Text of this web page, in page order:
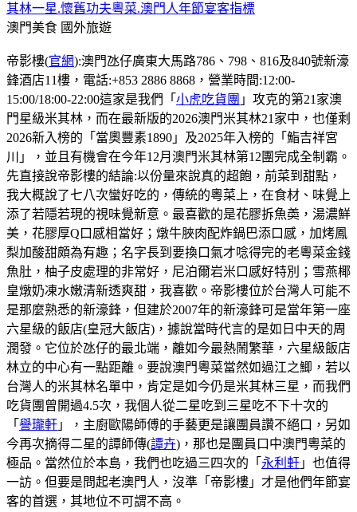
其林一星.懷舊功夫粵菜.澳門人年節宴客指標
澳門美食 國外旅遊
帝影樓(官網):澳門氹仔廣東大馬路786、798、816及840號新濠
鋒酒店11樓，電話:+853 2886 8868，營業時間:12:00-
15:00/18:00-22:00這家是我們「 小虎吃貨團 」攻克的第21家澳
門星級米其林，而在最新版的2026澳門米其林21家中，也僅剩
2026新入榜的「當奧豐素1890」及2025年入榜的「鮨吉祥宮
川」，並且有機會在今年12月澳門米其林第12團完成全制霸。
先直接說帝影樓的結論:以份量來說真的超飽，前菜到甜點，
我大概說了七八次蠻好吃的，傳統的粵菜上，在食材、味覺上
添了若隱若現的視味覺新意。最喜歡的是花膠拆魚𡙡，湯濃鮮
美，花膠厚Q口感相當好；燉牛脥肉配炸鍋巴添口感，加烤鳳
梨加酸甜頗為有趣；名字長到要換口氣才唸得完的老粵菜金錢
魚肚，柚子皮處理的非常好，尼泊爾岩米口感好特別；雪燕椰
皇燉奶凍水嫩清新透爽甜，我喜歡。帝影樓位於台灣人可能不
是那麼熟悉的新濠鋒，但建於2007年的新濠鋒可是當年第一座
六星級的飯店(皇冠大飯店)，據說當時代言的是如日中天的周
潤發。它位於氹仔的最北端，離如今最熱鬧繁華，六星級飯店
林立的中心有一點距離。要說澳門粵菜當然如過江之鯽，若以
台灣人的米其林名單中，肯定是如今仍是米其林三星，而我們
吃貨團曾開過4.5次，我個人從二星吃到三星吃不下十次的
「 譽瓏軒 」，主廚歐陽師傅的手藝更是讓團員讚不絕口，另如
今再次摘得二星的譚師傳(譚卉)，那也是團員口中澳門粵菜的
極品。當然位於本島，我們也吃過三四次的「 永利軒 」也值得
一訪。但要是問起老澳門人，沒準「帝影樓」才是他們年節宴
客的首選，其地位不可謂不高。